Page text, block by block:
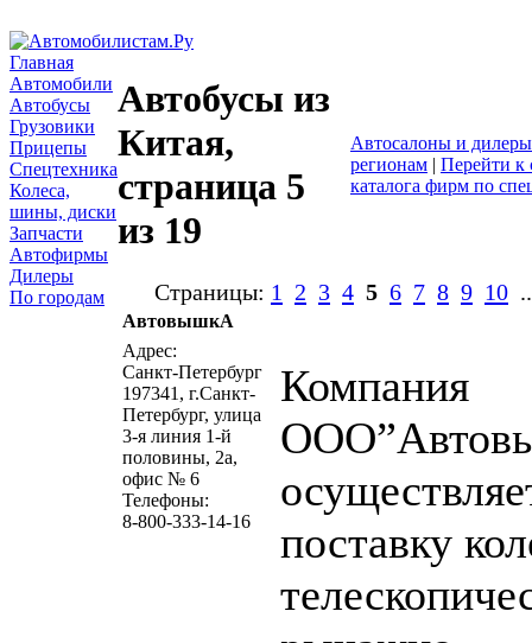
Главная
Автомобили
Автобусы
Грузовики
Прицепы
Спецтехника
Колеса,
шины, диски
Запчасти
Автофирмы
Дилеры
По городам
Автобусы из
Китая,
страница 5
из 19
Автосалоны и дилеры
регионам | Перейти к
каталога фирм по
Страницы: 1 2 3 4 5 6 7 8 9 10
АвтовышкА
Адрес:
Санкт-Петербург
197341, г.Санкт-
Петербург, улица
3-я линия 1-й
половины, 2а,
офис № 6
Телефоны:
8-800-333-14-16
Компания
поставку